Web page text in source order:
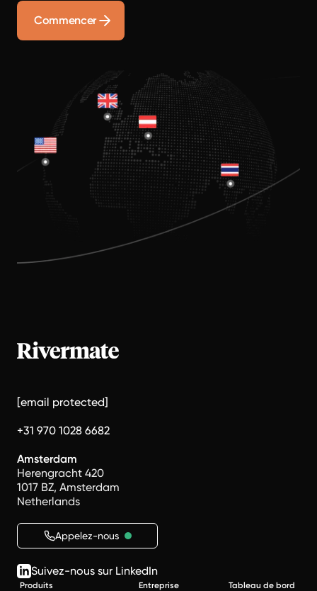
Commencer
[email protected]
+31 970 1028 6682
Amsterdam
Herengracht 420
1017 BZ, Amsterdam
Netherlands
Appelez-nous
Suivez-nous sur LinkedIn
Produits
Entreprise
Tableau de bord